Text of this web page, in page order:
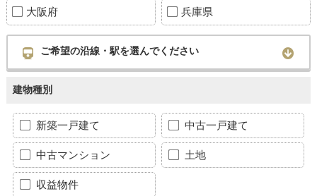
大阪府 兵庫県
ご希望の沿線・駅を選んでください
建物種別
新築一戸建て 中古一戸建て
中古マンション 土地
収益物件